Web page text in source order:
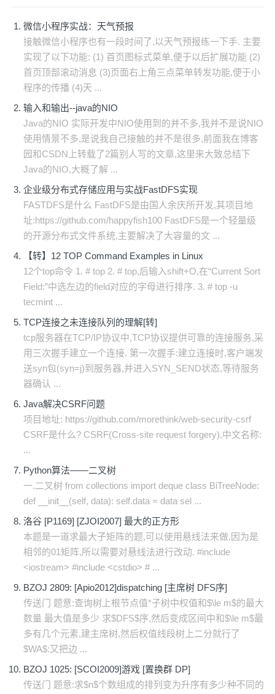
微信小程序实战：天气预报
接触微信小程序也有一段时间了,以天气预报练一下手. 主要
实现了以下功能: (1) 首页图标式菜单,便于以后扩展功能 (2)
首页顶部滚动消息 (3)页面右上角三点菜单转发功能,便于小
程序的传播 (4)天 ...
输入和输出--java的NIO
Java的NIO 实际开发中NIO使用到的并不多,我并不是说NIO
使用情景不多,是说我自己接触的并不是很多,前面我在博客
园和CSDN上转载了2篇别人写的文章,这里来大致总结下
Java的NIO,大概了解 ...
企业级分布式存储应用与实战FastDFS实现
FASTDFS是什么 FastDFS是由国人余庆所开发,其项目地
址:https://github.com/happyfish100 FastDFS是一个轻量级
的开源分布式文件系统,主要解决了大容量的文 ...
【转】12 TOP Command Examples in Linux
12个top命令 1. # top 2. # top,后输入shift+O,在“Current Sort
Field:”中选左边的field对应的字母进行排序. 3. # top -u
tecmint ...
TCP连接之未连接队列的理解[转]
tcp服务器在TCP/IP协议中,TCP协议提供可靠的连接服务,采
用三次握手建立一个连接. 第一次握手:建立连接时,客户端发
送syn包(syn=j)到服务器,并进入SYN_SEND状态,等待服务
器确认 ...
Java解决CSRF问题
项目地址: https://github.com/morethink/web-security-csrf
CSRF是什么? CSRF(Cross-site request forgery),中文名称:
...
Python算法——二叉树
一.二叉树 from collections import deque class BiTreeNode:
def __init__(self, data): self.data = data sel ...
洛谷 [P1169] [ZJOI2007] 最大的正方形
本题是一道求最大子矩阵的题,可以使用悬线法来做,因为是
相邻的01矩阵,所以需要对悬线法进行改动. #include
<iostream> #include <cstdio> # ...
BZOJ 2809: [Apio2012]dispatching [主席树 DFS序]
传送门 题意:查询树上根节点值*子树中权值和$\le m$的最大
数量 最大值是多少 求$DFS$序,然后变成区间中和$\le m$最
多有几个元素,建主席树,然后权值线段树上二分就行了
$WA$:又把边 ...
BZOJ 1025: [SCOI2009]游戏 [置换群 DP]
传送门 题意:求$n$个数组成的排列变为升序有多少种不同的